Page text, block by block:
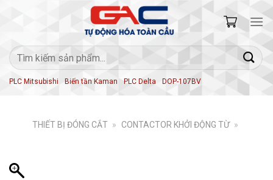
Tìm
kiếm:
PLC Mitsubishi Biến tần Kaman PLC Delta DOP-107BV
THIẾT BỊ ĐÓNG CẮT » CONTACTOR KHỞI ĐỘNG TỪ »